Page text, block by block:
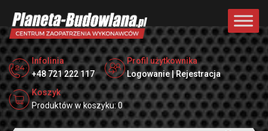
Infolinia
+48 721 222 117
Profil użytkownika
Logowanie | Rejestracja
Koszyk
Produktów w koszyku: 0